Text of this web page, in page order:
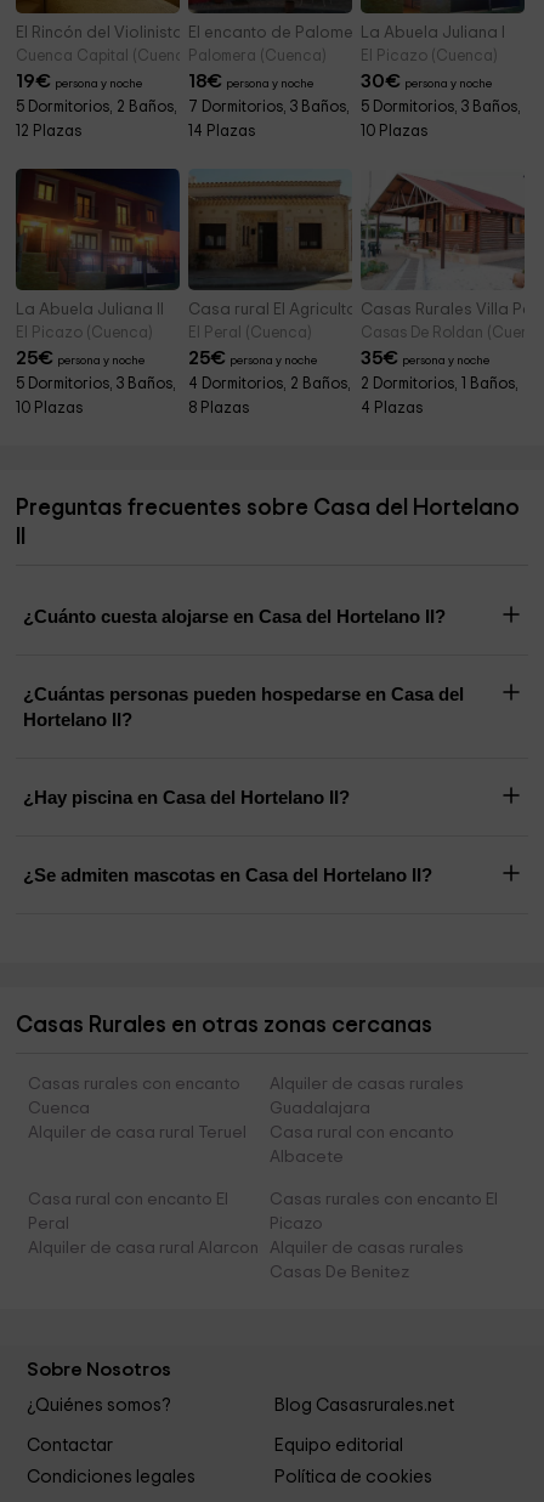
El Rincón del Violinista
Cuenca Capital (Cuenca)
19€ persona y noche
5 Dormitorios, 2 Baños,
12 Plazas
El encanto de Palomera
Palomera (Cuenca)
18€ persona y noche
7 Dormitorios, 3 Baños,
14 Plazas
La Abuela Juliana I
El Picazo (Cuenca)
30€ persona y noche
5 Dormitorios, 3 Baños,
10 Plazas
La Abuela Juliana II
El Picazo (Cuenca)
25€ persona y noche
5 Dormitorios, 3 Baños,
10 Plazas
Casa rural El Agricultor
El Peral (Cuenca)
25€ persona y noche
4 Dormitorios, 2 Baños,
8 Plazas
Casas Rurales Villa
Casas De Roldan
35€ persona y noche
2 Dormitorios, 1 Baños,
4 Plazas
Preguntas frecuentes sobre Casa del Hortelano
¿Cuánto cuesta alojarse en Casa del Hortelano II?
¿Cuántas personas pueden hospedarse en Casa del
Hortelano II?
¿Hay piscina en Casa del Hortelano II?
¿Se admiten mascotas en Casa del Hortelano II?
Casas Rurales en otras zonas cercanas
Casas rurales con encanto
Cuenca
Alquiler de casas rurales
Guadalajara
Alquiler de casa rural Teruel
Casa rural con encanto
Albacete
Casa rural con encanto El
Peral
Casas rurales con encanto El
Picazo
Alquiler de casa rural Alarcon
Alquiler de casas rurales
Casas De Benitez
Sobre Nosotros
¿Quiénes somos? Blog Casasrurales.net
Contactar
Equipo editorial
Condiciones legales
Política de cookies